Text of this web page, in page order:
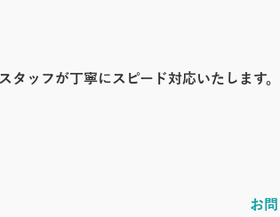
ッフが丁寧にスピード対応いたします。
お